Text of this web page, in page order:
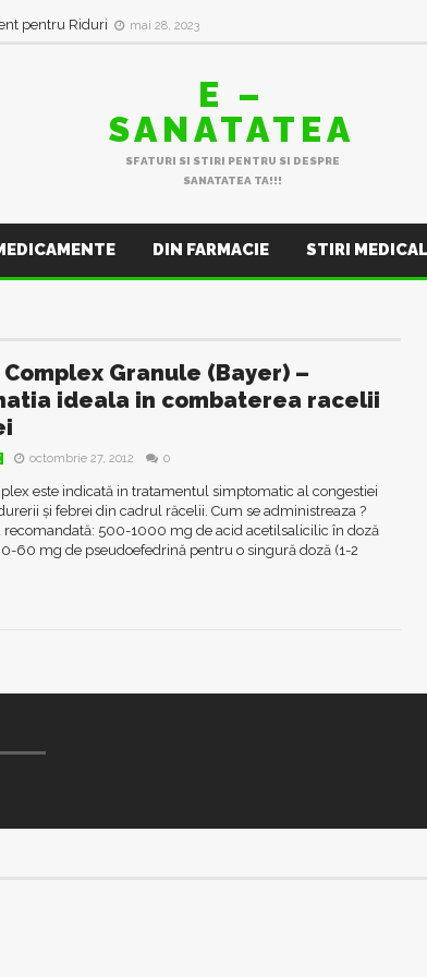
pentru Riduri mai 28, 2023
E –
SANATATEA
SFATURI SI STIRI PENTRU SI DESPRE
SANATATEA TA!!!
DIN FARMACIE STIRI
Granule (Bayer) –
ideala in combaterea racelii
octombrie 27, 2012 0
este indicată in tratamentul simptomatic al congestiei
şi febrei din cadrul răcelii. Cum se administreaza ?
recomandată: 500-1000 mg de acid acetilsalicilic în doză
60 mg de pseudoefedrină pentru o singură doză (1-2